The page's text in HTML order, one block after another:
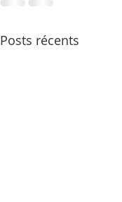
Posts récents